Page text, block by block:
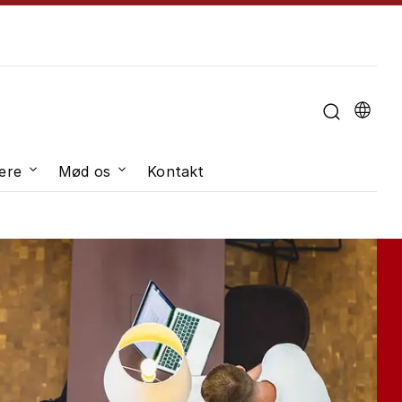
Undermenu til "Job og karriere"
Mød os Undermenu til "Mød os"
Kontakt